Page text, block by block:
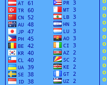
o
o
o
o
o
o
o
o
o
o
o